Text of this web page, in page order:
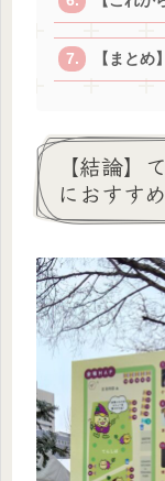
【まとめ
【結論】
におすすめ